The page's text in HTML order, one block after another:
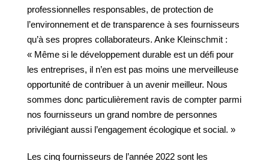
professionnelles responsables, de protection de
l’environnement et de transparence à ses fournisseurs
qu’à ses propres collaborateurs. Anke Kleinschmit :
« Même si le développement durable est un défi pour
les entreprises, il n’en est pas moins une merveilleuse
opportunité de contribuer à un avenir meilleur. Nous
sommes donc particulièrement ravis de compter parmi
nos fournisseurs un grand nombre de personnes
privilégiant aussi l’engagement écologique et social. »
Les cinq fournisseurs de l’année 2022 sont les